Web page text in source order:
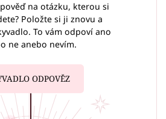
na otázku, kterou si
Položte si ji znovu a
To vám odpoví ano
ne anebo nevím.
ODPOVĚZ